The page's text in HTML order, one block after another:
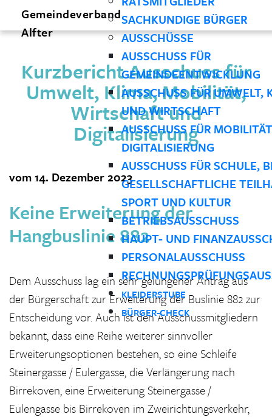
Gemeindeverband
Alfter
SACHKUNDIGE BÜRGER
AUSSCHÜSSE
AUSSCHUSS FÜR
GEMEINDEENTWICKLUNG
AUSSCHUSS FÜR UMWELT,
UND WIRTSCHAFT
AUSSCHUSS FÜR
DIGITALISIERUNG
AUSSCHUSS FÜR SCHULE,
GESELLSCHAFTLICHE
SPORT UND KULTUR
BETRIEBSAUSSCHUSS
HAUPT- UND
PERSONALAUSSCHUSS
KLEIDERSTUBE
BÜRGER-CHECK
Kurzbericht Ausschuss für
Umwelt, Klima, Mobilität,
Wirtschaft und
Digitalisierung
vom 14. Dezember 2023
Keine Erweiterung der
Hangbuslinie 882
Dem Ausschuss lag ein sehr gelungener Antrag aus
der Bürgerschaft zur Erweiterung der Buslinie 882 zur
Entscheidung vor. Auch ist den Ausschussmitgliedern
bekannt, dass eine Reihe weiterer sinnvoller
Erweiterungsoptionen bestehen, so eine Schleife
Steinergasse / Eulergasse, die Verlängerung nach
Birrekoven, eine Erweiterung Steinergasse /
Eulengasse bis Birrekoven im Zweirichtungsverkehr,